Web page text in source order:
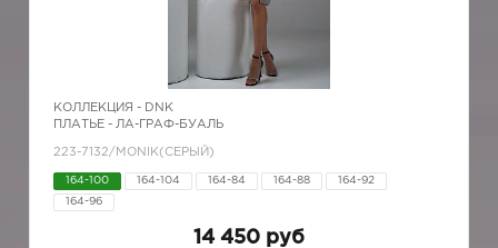
КОЛЛЕКЦИЯ - DNK
ПЛАТЬЕ - ЛА-ГРАФ-БУАЛЬ
223-7132/MONIK(СЕРЫЙ)
164-100 164-104 164-84 164-88 164-92
164-96
14 450 руб